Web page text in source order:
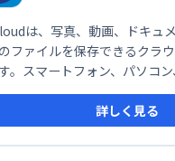
は、写真、動画、ドキュ
ファイルを保存できるクラ
。スマートフォン、パソコ
バイスからアクセス可能。最
レージが利用でき、プロモー
らに容量を増やすことも可能
イルを安全に、そして簡単
詳しく見る